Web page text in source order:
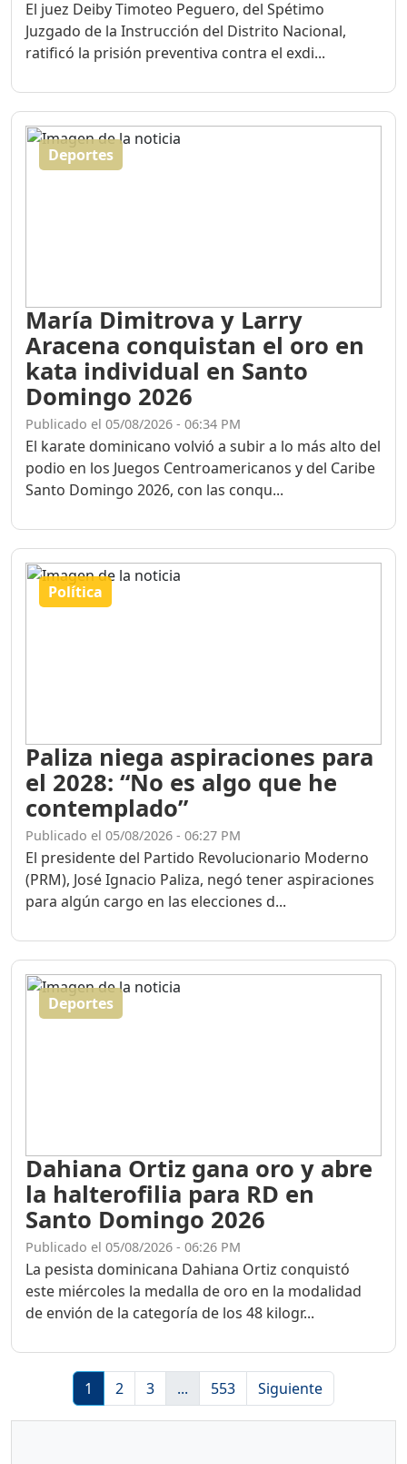
El juez Deiby Timoteo Peguero, del Spétimo
Juzgado de la Instrucción del Distrito Nacional,
ratificó la prisión preventiva contra el exdi...
Deportes
María Dimitrova y Larry
Aracena conquistan el oro en
kata individual en Santo
Domingo 2026
Publicado el 05/08/2026 - 06:34 PM
El karate dominicano volvió a subir a lo más alto del
podio en los Juegos Centroamericanos y del Caribe
Santo Domingo 2026, con las conqu...
Política
Paliza niega aspiraciones para
el 2028: “No es algo que he
contemplado”
Publicado el 05/08/2026 - 06:27 PM
El presidente del Partido Revolucionario Moderno
(PRM), José Ignacio Paliza, negó tener aspiraciones
para algún cargo en las elecciones d...
Deportes
Dahiana Ortiz gana oro y abre
la halterofilia para RD en
Santo Domingo 2026
Publicado el 05/08/2026 - 06:26 PM
La pesista dominicana Dahiana Ortiz conquistó
este miércoles la medalla de oro en la modalidad
de envión de la categoría de los 48 kilogr...
1 2 3 ... 553 Siguiente